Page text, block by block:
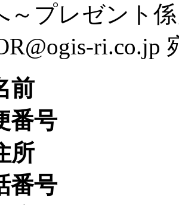
～プレゼント
ri.co.jp
前
番号
所
番号